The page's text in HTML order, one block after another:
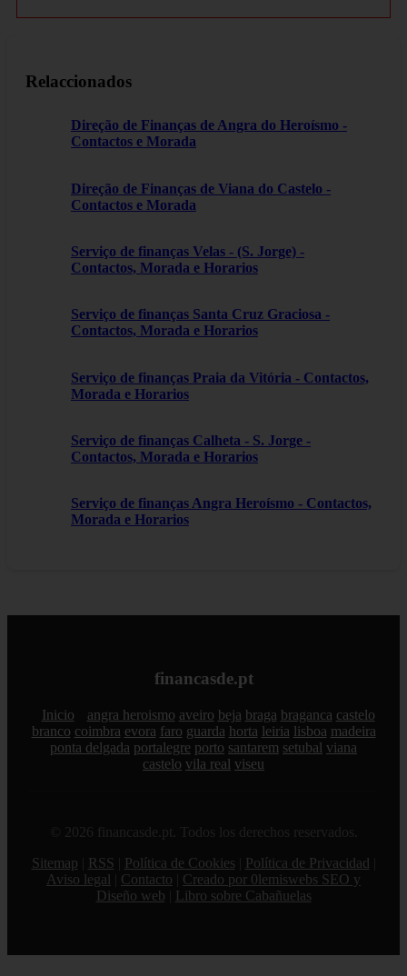
Relaccionados
Direção de Finanças de Angra do Heroísmo -
Contactos e Morada
Direção de Finanças de Viana do Castelo -
Contactos e Morada
Serviço de finanças Velas - (S. Jorge) -
Contactos, Morada e Horarios
Serviço de finanças Santa Cruz Graciosa -
Contactos, Morada e Horarios
Serviço de finanças Praia da Vitória - Contactos,
Morada e Horarios
Serviço de finanças Calheta - S. Jorge -
Contactos, Morada e Horarios
Serviço de finanças Angra Heroísmo - Contactos,
Morada e Horarios
financasde.pt
Inicio angra heroismo aveiro beja braga braganca castelo
branco coimbra evora faro guarda horta leiria lisboa madeira
ponta delgada portalegre porto santarem setubal viana
castelo vila real viseu
© 2026 financasde.pt. Todos los derechos reservados.
Sitemap
RSS Política de Cookies Política de Privacidad
Aviso legal
Contacto
Creado por 0lemiswebs SEO y
Diseño web
Libro sobre Cabañuelas